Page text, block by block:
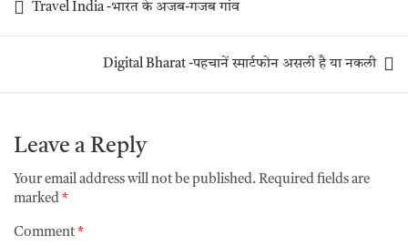
Travel India -भारत के अजब-गजब गांव
Digital Bharat -पहचानें स्मार्टफोन असली है या नकली
Leave a Reply
Your email address will not be published. Required fields are
marked *
Comment *